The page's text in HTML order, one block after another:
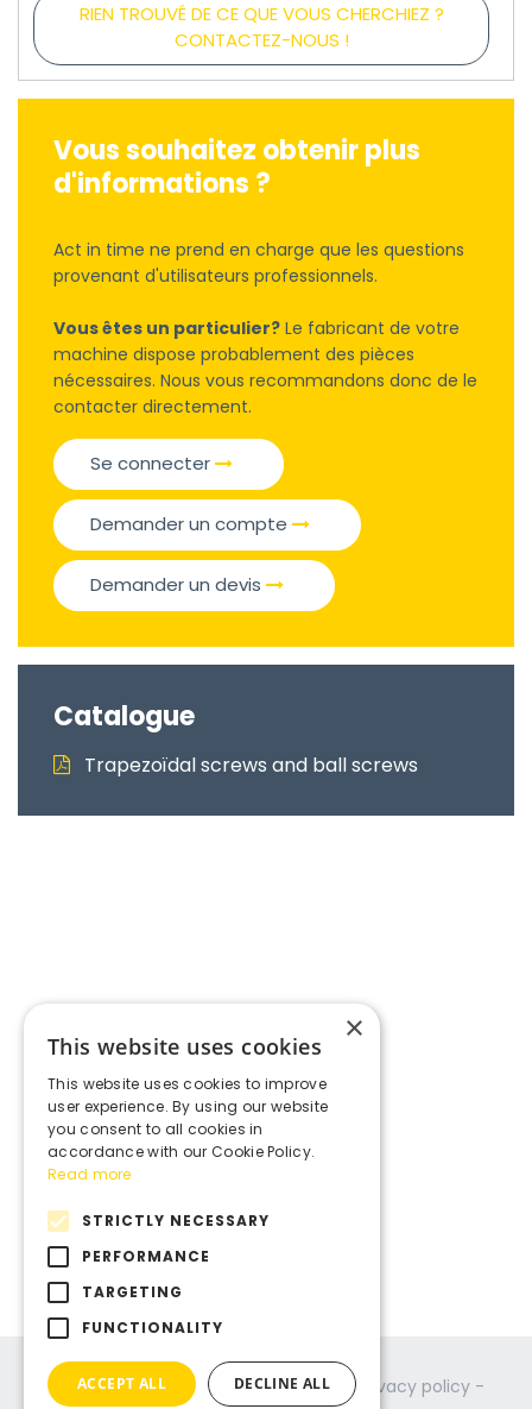
RIEN TROUVÉ DE CE QUE VOUS CHERCHIEZ ?
CONTACTEZ-NOUS !
Vous souhaitez obtenir plus
d'informations ?
Act in time ne prend en charge que les questions
provenant d'utilisateurs professionnels.
Vous êtes un particulier? Le fabricant de votre
machine dispose probablement des pièces
nécessaires. Nous vous recommandons donc de le
contacter directement.
Se connecter
Demander un compte
Demander un devis
Catalogue
Trapezoïdal screws and ball screws
© Copyright2026 - Act in Time - Privacy policy -
×
This website uses cookies
This website uses cookies to improve
user experience. By using our website
you consent to all cookies in
accordance with our Cookie Policy.
Read more
STRICTLY NECESSARY
PERFORMANCE
TARGETING
FUNCTIONALITY
ACCEPT ALL DECLINE ALL